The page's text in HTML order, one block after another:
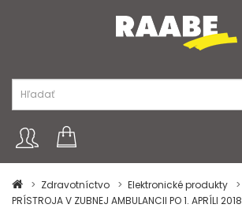
Zdravotníctvo
Elektronické produkty
PRÍSTROJA V ZUBNEJ AMBULANCII PO 1. APRÍLI 2018